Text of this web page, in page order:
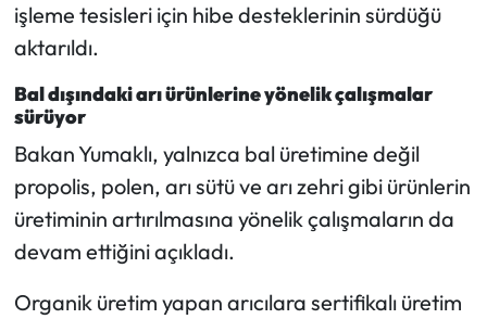
işleme tesisleri için hibe desteklerinin sürdüğü
aktarıldı.
Bal dışındaki arı ürünlerine yönelik çalışmalar
sürüyor
Bakan Yumaklı, yalnızca bal üretimine değil
propolis, polen, arı sütü ve arı zehri gibi ürünlerin
üretiminin artırılmasına yönelik çalışmaların da
devam ettiğini açıkladı.
Organik üretim yapan arıcılara sertifikalı üretim